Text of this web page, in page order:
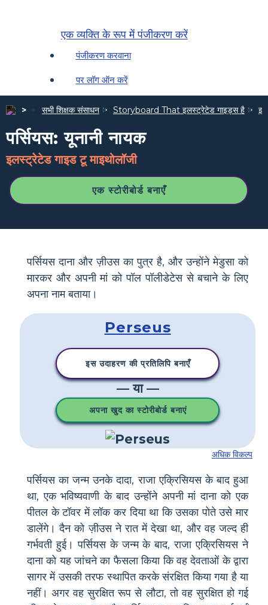
एक व्यक्ति के रूप में पंजीकरण करें
पंजीकरण करवाना
पर लॉग ऑन करें
सभी शिक्षक संसाधन Storyboard That इलस्ट्रेटेड गाइड्स है
पर्सियस: यूनानी नायक
इलस्ट्रेटेड गाइड टू माइथोलॉजी
एक स्टोरीबोर्ड बनाएँ
पर्सियस दाना और ज़ीउस का पुत्र है, और उन्होंने मेडुसा को
मारकर और अपनी मां को पॉल पॉलीडेटेस से बचाने के लिए
अपना नाम बताया।
Perseus
इस उदाहरण की प्रतिलिपि बनाएँ
— या —
अपना खुद का स्टोरीबोर्ड बनाएं
अधिक विकल्प
पर्सियस का जन्म उनके दादा, राजा एक्रिसियस के बाद हुआ
था, एक भविष्यवाणी के बाद उन्होंने अपनी मां दाना को एक
पीतल के टॉवर में लॉक कर दिया था कि उसका पोते उसे मार
डालेंगे। दैन को ज़ीउस ने रात में देखा था, और वह जल्द ही
गर्भवती हुई। पर्सियस के जन्म के बाद, राजा एक्रिसियस ने
दाना को यह जांचने का फैसला किया कि वह देवताओं के द्वारा
सागर में उसकी तरफ स्थापित करके संरक्षित किया गया है या
नहीं। अगर वह सुरक्षित रूप से लौटा, तो वह सुरक्षित हो गई